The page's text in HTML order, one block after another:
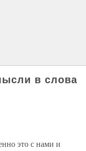
в слова
это с нами и